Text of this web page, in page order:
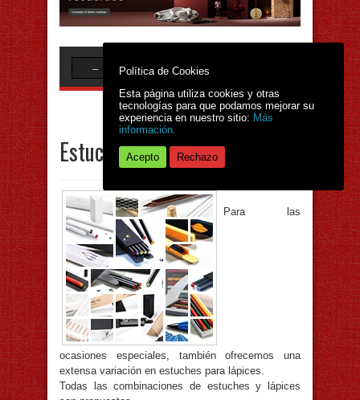
Estuches decorativos
Para las
ocasiones especiales, también ofrecemos una
extensa variación en estuches para lápices.
Todas las combinaciones de estuches y lápices
Política de Cookies
Esta página utiliza cookies y otras
tecnologías para que podamos mejorar su
experiencia en nuestro sitio: Más
información.
Acepto Rechazo